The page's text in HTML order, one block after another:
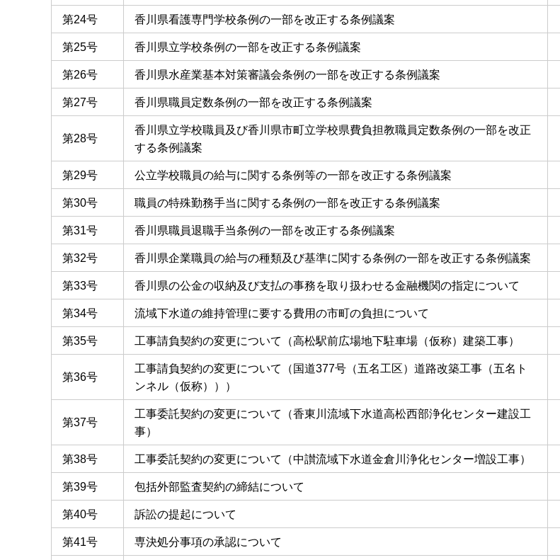
第24号 香川県看護専門学校条例の一部を改正する条例議案
第25号 香川県立学校条例の一部を改正する条例議案
第26号 香川県水産業基本対策審議会条例の一部を改正する条例議案
第27号 香川県職員定数条例の一部を改正する条例議案
第28号
香川県立学校職員及び香川県市町立学校県費負担教職員定数条例の一部を改正
する条例議案
第29号 公立学校職員の給与に関する条例等の一部を改正する条例議案
第30号 職員の特殊勤務手当に関する条例の一部を改正する条例議案
第31号 香川県職員退職手当条例の一部を改正する条例議案
第32号 香川県企業職員の給与の種類及び基準に関する条例の一部を改正する条例議案
第33号 香川県の公金の収納及び支払の事務を取り扱わせる金融機関の指定について
第34号 流域下水道の維持管理に要する費用の市町の負担について
第35号 工事請負契約の変更について（高松駅前広場地下駐車場（仮称）建築工事）
第36号
工事請負契約の変更について（国道377号（五名工区）道路改築工事（五名ト
ンネル（仮称）））
第37号
工事委託契約の変更について（香東川流域下水道高松西部浄化センター建設工
事）
第38号 工事委託契約の変更について（中讃流域下水道金倉川浄化センター増設工事）
第39号 包括外部監査契約の締結について
第40号 訴訟の提起について
第41号 専決処分事項の承認について